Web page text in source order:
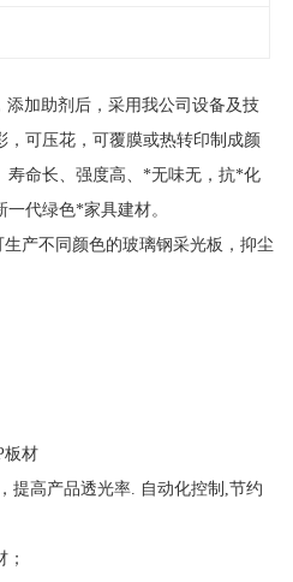
添加助剂后，采用我公司设备及技
可压花，可覆膜或热转印制成颜
寿命长、强度高、*无味无，抗*化
代绿色*家具建材。
产不同颜色的玻璃钢采光板，抑尘
板材
提高产品透光率. 自动化控制,节约